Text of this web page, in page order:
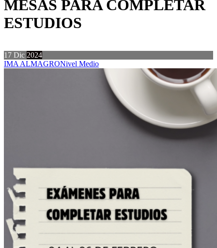
MESAS PARA COMPLETAR
ESTUDIOS
17 Dic 2024
IMA ALMAGRONivel Medio